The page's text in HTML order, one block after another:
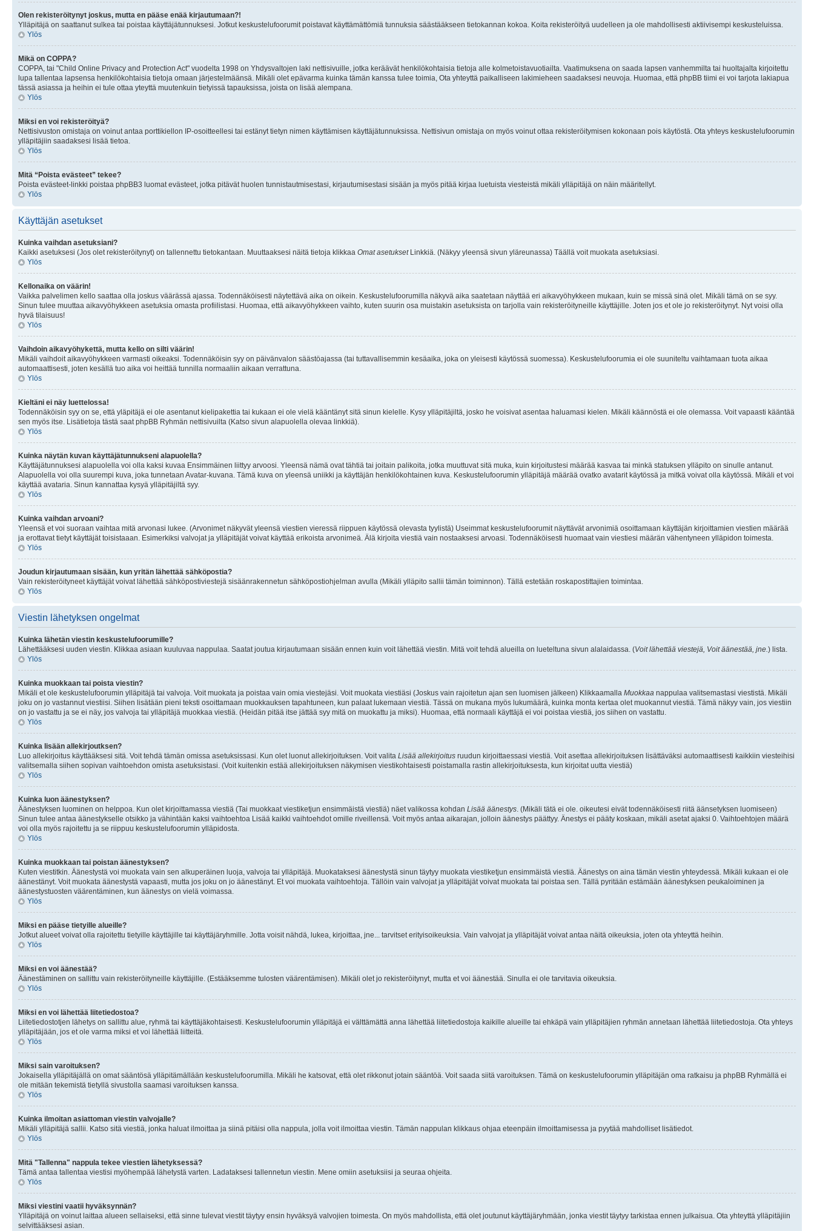
Olen rekisteröitynyt joskus, mutta en pääse enää kirjautumaan?!
Ylläpitäjä on saattanut sulkea tai poistaa käyttäjätunnuksesi. Jotkut keskustelufoorumit poistavat käyttämättömiä tunnuksia säästääkseen tietokannan kokoa. Koita rekisteröityä uudelleen ja ole mahdollisesti aktiivisempi keskusteluissa.
Ylös
Mikä on COPPA?
COPPA, tai "Child Online Privacy and Protection Act" vuodelta 1998 on Yhdysvaltojen laki nettisivuille, jotka keräävät henkilökohtaisia tietoja alle kolmetoistavuotiailta. Vaatimuksena on saada lapsen vanhemmilta tai huoltajalta kirjoitettu
lupa tallentaa lapsensa henkilökohtaisia tietoja omaan järjestelmäänsä. Mikäli olet epävarma kuinka tämän kanssa tulee toimia, Ota yhteyttä paikalliseen lakimieheen saadaksesi neuvoja. Huomaa, että phpBB tiimi ei voi tarjota lakiapua
tässä asiassa ja heihin ei tule ottaa yteyttä muutenkuin tietyissä tapauksissa, joista on lisää alempana.
Ylös
Miksi en voi rekisteröityä?
Nettisivuston omistaja on voinut antaa porttikiellon IP-osoitteellesi tai estänyt tietyn nimen käyttämisen käyttäjätunnuksissa. Nettisivun omistaja on myös voinut ottaa rekisteröitymisen kokonaan pois käytöstä. Ota yhteys keskustelufoorumin
ylläpitäjiin saadaksesi lisää tietoa.
Ylös
Mitä “Poista evästeet” tekee?
Poista evästeet-linkki poistaa phpBB3 luomat evästeet, jotka pitävät huolen tunnistautmisestasi, kirjautumisestasi sisään ja myös pitää kirjaa luetuista viesteistä mikäli ylläpitäjä on näin määritellyt.
Ylös
Käyttäjän asetukset
Kuinka vaihdan asetuksiani?
Kaikki asetuksesi (Jos olet rekisteröitynyt) on tallennettu tietokantaan. Muuttaaksesi näitä tietoja klikkaa Omat asetuksetLinkkiä. (Näkyy yleensä sivun yläreunassa) Täällä voit muokata asetuksiasi.
Ylös
Kellonaika on väärin!
Vaikka palvelimen kello saattaa olla joskus väärässä ajassa. Todennäköisesti näytettävä aika on oikein. Keskustelufoorumilla näkyvä aika saatetaan näyttää eri aikavyöhykkeen mukaan, kuin se missä sinä olet. Mikäli tämä on se syy.
Sinun tulee muuttaa aikavyöhykkeen asetuksia omasta profiilistasi. Huomaa, että aikavyöhykkeen vaihto, kuten suurin osa muistakin asetuksista on tarjolla vain rekisteröityneille käyttäjille. Joten jos et ole jo rekisteröitynyt. Nyt voisi olla
hyvä tilaisuus!
Ylös
Vaihdoin aikavyöhykettä, mutta kello on silti väärin!
Mikäli vaihdoit aikavyöhykkeen varmasti oikeaksi. Todennäköisin syy on päivänvalon säästöajassa (tai tuttavallisemmin kesäaika, joka on yleisesti käytössä suomessa). Keskustelufoorumia ei ole suuniteltu vaihtamaan tuota aikaa
automaattisesti, joten kesällä tuo aika voi heittää tunnilla normaaliin aikaan verrattuna.
Ylös
Kieltäni ei näy luettelossa!
Todennäköisin syy on se, että yläpitäjä ei ole asentanut kielipakettia tai kukaan ei ole vielä kääntänyt sitä sinun kielelle. Kysy ylläpitäjiltä, josko he voisivat asentaa haluamasi kielen. Mikäli käännöstä ei ole olemassa. Voit vapaasti kääntää
sen myös itse. Lisätietoja tästä saat phpBB Ryhmän nettisivuilta (Katso sivun alapuolella olevaa linkkiä).
Ylös
Kuinka näytän kuvan käyttäjätunnukseni alapuolella?
Käyttäjätunnuksesi alapuolella voi olla kaksi kuvaa Ensimmäinen liittyy arvoosi. Yleensä nämä ovat tähtiä tai joitain palikoita, jotka muuttuvat sitä muka, kuin kirjoitustesi määrää kasvaa tai minkä statuksen ylläpito on sinulle antanut.
Alapuolella voi olla suurempi kuva, joka tunnetaan Avatar-kuvana. Tämä kuva on yleensä uniikki ja käyttäjän henkilökohtainen kuva. Keskustelufoorumin ylläpitäjä määrää ovatko avatarit käytössä ja mitkä voivat olla käytössä. Mikäli et voi
käyttää avataria. Sinun kannattaa kysyä ylläpitäjiltä syy.
Ylös
Kuinka vaihdan arvoani?
Yleensä et voi suoraan vaihtaa mitä arvonasi lukee. (Arvonimet näkyvät yleensä viestien vieressä riippuen käytössä olevasta tyylistä) Useimmat keskustelufoorumit näyttävät arvonimiä osoittamaan käyttäjän kirjoittamien viestien määrää
ja erottavat tietyt käyttäjät toisistaaan. Esimerkiksi valvojat ja ylläpitäjät voivat käyttää erikoista arvonimeä. Älä kirjoita viestiä vain nostaaksesi arvoasi. Todennäköisesti huomaat vain viestiesi määrän vähentyneen ylläpidon toimesta.
Ylös
Joudun kirjautumaan sisään, kun yritän lähettää sähköpostia?
Vain rekisteröityneet käyttäjät voivat lähettää sähköpostiviestejä sisäänrakennetun sähköpostiohjelman avulla (Mikäli ylläpito sallii tämän toiminnon). Tällä estetään roskapostittajien toimintaa.
Ylös
Viestin lähetyksen ongelmat
Kuinka lähetän viestin keskustelufoorumille?
Lähettääksesi uuden viestin. Klikkaa asiaan kuuluvaa nappulaa. Saatat joutua kirjautumaan sisään ennen kuin voit lähettää viestin. Mitä voit tehdä alueilla on lueteltuna sivun alalaidassa. (Voit lähettää viestejä, Voit äänestää, jne. ) lista.
Ylös
Kuinka muokkaan tai poista viestin?
Mikäli et ole keskustelufoorumin ylläpitäjä tai valvoja. Voit muokata ja poistaa vain omia viestejäsi. Voit muokata viestiäsi (Joskus vain rajoitetun ajan sen luomisen jälkeen) Klikkaamalla Muokkaa nappulaa valitsemastasi viestistä. Mikäli
joku on jo vastannut viestiisi. Siihen lisätään pieni teksti osoittamaan muokkauksen tapahtuneen, kun palaat lukemaan viestiä. Tässä on mukana myös lukumäärä, kuinka monta kertaa olet muokannut viestiä. Tämä näkyy vain, jos viestiin
on jo vastattu ja se ei näy, jos valvoja tai ylläpitäjä muokkaa viestiä. (Heidän pitää itse jättää syy mitä on muokattu ja miksi). Huomaa, että normaali käyttäjä ei voi poistaa viestiä, jos siihen on vastattu.
Ylös
Kuinka lisään allekirjoutksen?
Luo allekirjoitus käyttääksesi sitä. Voit tehdä tämän omissa asetuksissasi. Kun olet luonut allekirjoituksen. Voit valita Lisää allekirjoitus ruudun kirjoittaessasi viestiä. Voit asettaa allekirjoituksen lisättäväksi automaattisesti kaikkiin viesteihisi
valitsemalla siihen sopivan vaihtoehdon omista asetuksistasi. (Voit kuitenkin estää allekirjoituksen näkymisen viestikohtaisesti poistamalla rastin allekirjoituksesta, kun kirjoitat uutta viestiä)
Ylös
Kuinka luon äänestyksen?
Äänestyksen luominen on helppoa. Kun olet kirjoittamassa viestiä (Tai muokkaat viestiketjun ensimmäistä viestiä) näet valikossa kohdan Lisää äänestys . (Mikäli tätä ei ole. oikeutesi eivät todennäköisesti riitä äänsetyksen luomiseen)
Sinun tulee antaa äänestykselle otsikko ja vähintään kaksi vaihtoehtoa Lisää kaikki vaihtoehdot omille riveillensä. Voit myös antaa aikarajan, jolloin äänestys päättyy. Änestys ei pääty koskaan, mikäli asetat ajaksi 0. Vaihtoehtojen määrä
voi olla myös rajoitettu ja se riippuu keskustelufoorumin ylläpidosta.
Ylös
Kuinka muokkaan tai poistan äänestyksen?
Kuten viestitkin. Äänestystä voi muokata vain sen alkuperäinen luoja, valvoja tai ylläpitäjä. Muokataksesi äänestystä sinun täytyy muokata viestiketjun ensimmäistä viestiä. Äänestys on aina tämän viestin yhteydessä. Mikäli kukaan ei ole
äänestänyt. Voit muokata äänestystä vapaasti, mutta jos joku on jo äänestänyt. Et voi muokata vaihtoehtoja. Tällöin vain valvojat ja ylläpitäjät voivat muokata tai poistaa sen. Tällä pyritään estämään äänestyksen peukaloiminen ja
äänestystuosten väärentäminen, kun äänestys on vielä voimassa.
Ylös
Miksi en pääse tietyille alueille?
Jotkut alueet voivat olla rajoitettu tietyille käyttäjille tai käyttäjäryhmille. Jotta voisit nähdä, lukea, kirjoittaa, jne... tarvitset erityisoikeuksia. Vain valvojat ja ylläpitäjät voivat antaa näitä oikeuksia, joten ota yhteyttä heihin.
Ylös
Miksi en voi äänestää?
Äänestäminen on sallittu vain rekisteröityneille käyttäjille. (Estääksemme tulosten väärentämisen). Mikäli olet jo rekisteröitynyt, mutta et voi äänestää. Sinulla ei ole tarvitavia oikeuksia.
Ylös
Miksi en voi lähettää liitetiedostoa?
Liitetiedostotjen lähetys on sallittu alue, ryhmä tai käyttäjäkohtaisesti. Keskustelufoorumin ylläpitäjä ei välttämättä anna lähettää liitetiedostoja kaikille alueille tai ehkäpä vain ylläpitäjien ryhmän annetaan lähettää liitetiedostoja. Ota yhteys
ylläpitäjään, jos et ole varma miksi et voi lähettää liitteitä.
Ylös
Miksi sain varoituksen?
Jokaisella ylläpitäjällä on omat sääntösä ylläpitämällään keskustelufoorumilla. Mikäli he katsovat, että olet rikkonut jotain sääntöä. Voit saada siitä varoituksen. Tämä on keskustelufoorumin ylläpitäjän oma ratkaisu ja phpBB Ryhmällä ei
ole mitään tekemistä tietyllä sivustolla saamasi varoituksen kanssa.
Ylös
Kuinka ilmoitan asiattoman viestin valvojalle?
Mikäli ylläpitäjä sallii. Katso sitä viestiä, jonka haluat ilmoittaa ja siinä pitäisi olla nappula, jolla voit ilmoittaa viestin. Tämän nappulan klikkaus ohjaa eteenpäin ilmoittamisessa ja pyytää mahdolliset lisätiedot.
Ylös
Mitä "Tallenna" nappula tekee viestien lähetyksessä?
Tämä antaa tallentaa viestisi myöhempää lähetystä varten. Ladataksesi tallennetun viestin. Mene omiin asetuksiisi ja seuraa ohjeita.
Ylös
Miksi viestini vaatii hyväksynnän?
Ylläpitäjä on voinut laittaa alueen sellaiseksi, että sinne tulevat viestit täytyy ensin hyväksyä valvojien toimesta. On myös mahdollista, että olet joutunut käyttäjäryhmään, jonka viestit täytyy tarkistaa ennen julkaisua. Ota yhteyttä ylläpitäjiin
selvittääksesi asian.